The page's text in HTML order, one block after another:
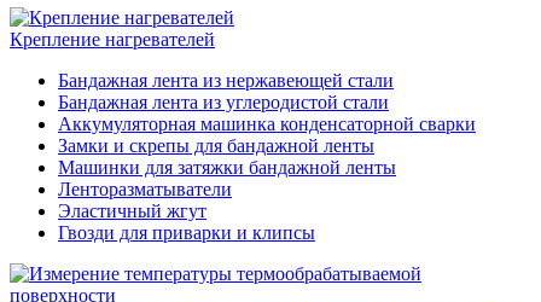
Крепление нагревателей
Бандажная лента из нержавеющей стали
Бандажная лента из углеродистой стали
Аккумуляторная машинка конденсаторной сварки
Замки и скрепы для бандажной ленты
Машинки для затяжки бандажной ленты
Ленторазматыватели
Эластичный жгут
Гвозди для приварки и клипсы